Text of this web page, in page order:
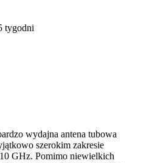
tygodni
wydajna antena tubowa
szerokim zakresie
GHz. Pomimo niewielkich